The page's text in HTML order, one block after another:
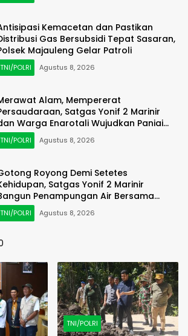
Kemacetan dan Pastikan
Gas Bersubsidi Tepat Sasaran,
Majauleng Gelar Patroli
TNI/POLRI Agustus 8, 2026
Alam, Mempererat
Satgas Yonif 2 Marinir
Warga Enarotali Wujudkan Paniai
Indonesia Asri
TNI/POLRI Agustus 8, 2026
Royong Demi Setetes
Satgas Yonif 2 Marinir
Penampungan Air Bersama
Pasir Putih
TNI/POLRI Agustus 8, 2026
TNI/POLRI